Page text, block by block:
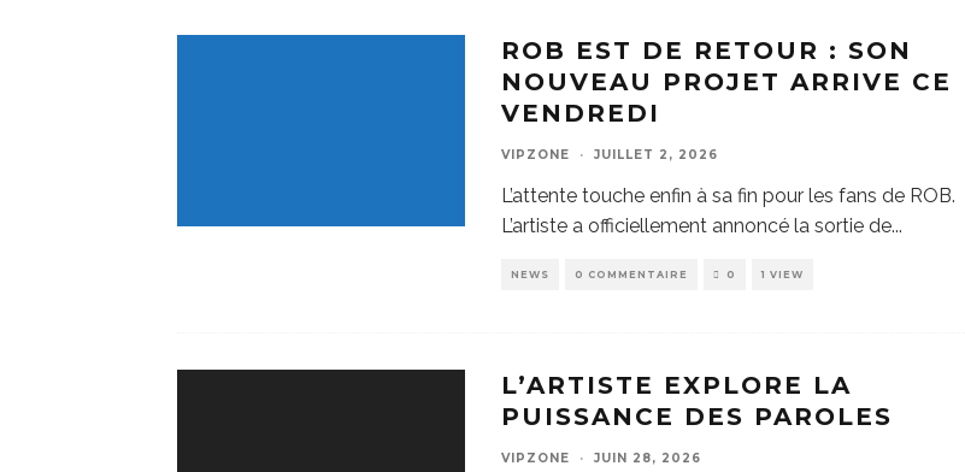
ROB EST DE RETOUR : SON
NOUVEAU PROJET ARRIVE CE
VENDREDI
VIPZONE · JUILLET 2, 2026
L’attente touche enfin à sa fin pour les fans de ROB.
L’artiste a officiellement annoncé la sortie de...
NEWS 0 COMMENTAIRE 0 1 VIEW
L’ARTISTE EXPLORE LA
PUISSANCE DES PAROLES
VIPZONE · JUIN 28, 2026